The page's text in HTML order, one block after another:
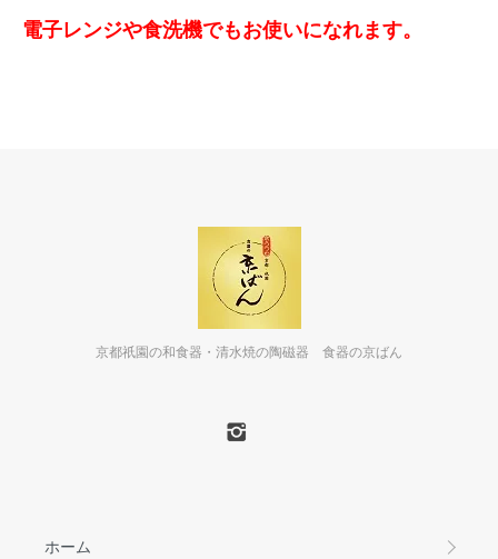
電子レンジや食洗機でもお使いになれます。
京都祇園の和食器・清水焼の陶磁器 食器の京ばん
ホーム